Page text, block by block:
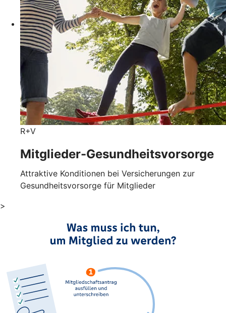
R+V
Mitglieder-Gesundheits­vorsorge
Attraktive Konditionen bei Versicherungen zur
Gesundheitsvorsorge für Mitglieder
>